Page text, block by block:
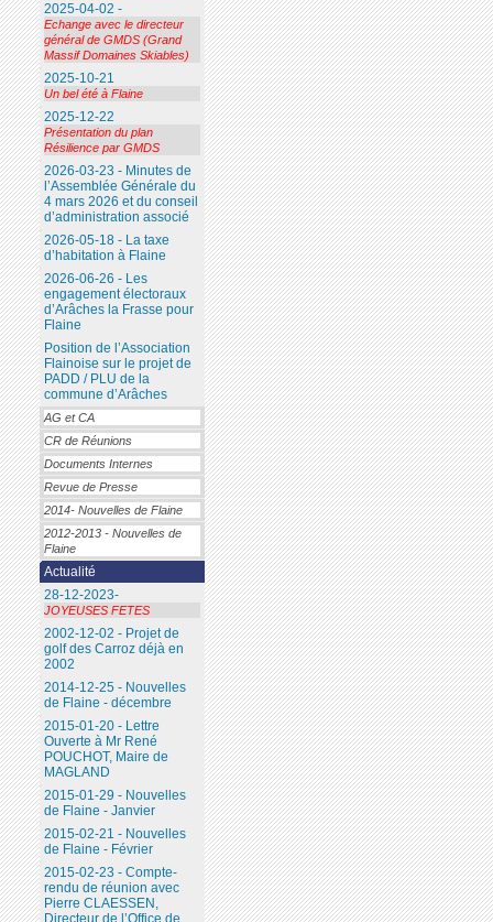
2025-04-02 -
Echange avec le directeur
général de GMDS (Grand
Massif Domaines Skiables)
2025-10-21
Un bel été à Flaine
2025-12-22
Présentation du plan
Résilience par GMDS
2026-03-23 - Minutes de
l’Assemblée Générale du
4 mars 2026 et du conseil
d’administration associé
2026-05-18 - La taxe
d’habitation à Flaine
2026-06-26 - Les
engagement électoraux
d’Arâches la Frasse pour
Flaine
Position de l’Association
Flainoise sur le projet de
PADD / PLU de la
commune d’Arâches
AG et CA
CR de Réunions
Documents Internes
Revue de Presse
2014- Nouvelles de Flaine
2012-2013 - Nouvelles de
Flaine
Actualité
28-12-2023-
JOYEUSES FETES
2002-12-02 - Projet de
golf des Carroz déjà en
2002
2014-12-25 - Nouvelles
de Flaine - décembre
2015-01-20 - Lettre
Ouverte à Mr René
POUCHOT, Maire de
MAGLAND
2015-01-29 - Nouvelles
de Flaine - Janvier
2015-02-21 - Nouvelles
de Flaine - Février
2015-02-23 - Compte-
rendu de réunion avec
Pierre CLAESSEN,